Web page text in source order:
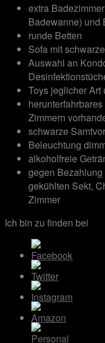
extra
Badewanne) und
runde Betten
Sofa mit
Auswahl an
Toys jeglicher Art
Zimmern
schwarze
Beleuchtung
alkoholfreie
gegen
gekühlten Sekt,
Zimmer
Ich bin zu finden bei